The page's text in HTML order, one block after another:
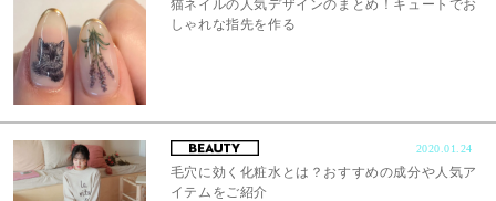
猫ネイルの人気デザインのまとめ！キュートでお
しゃれな指先を作る
2020.01.24
毛穴に効く化粧水とは？おすすめの成分や人気ア
イテムをご紹介